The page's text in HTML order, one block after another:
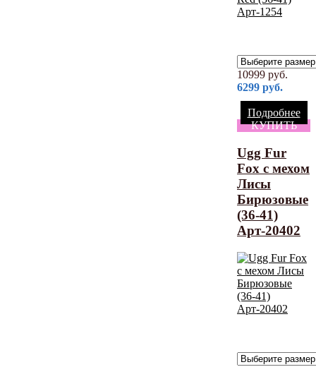
10999 руб.
6299 руб.
Подробнее
КУПИТЬ
Ugg Fur
Fox с мехом
Лисы
Бирюзовые
(36-41)
Арт-20402